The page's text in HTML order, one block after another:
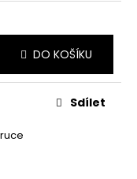
DO KOŠÍKU
Sdílet